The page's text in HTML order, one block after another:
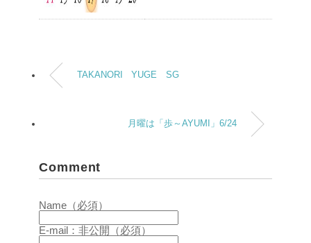
TAKANORI YUGE SG
月曜は「歩～AYUMI」6/24
Comment
Name（必須）
E-mail：非公開（必須）